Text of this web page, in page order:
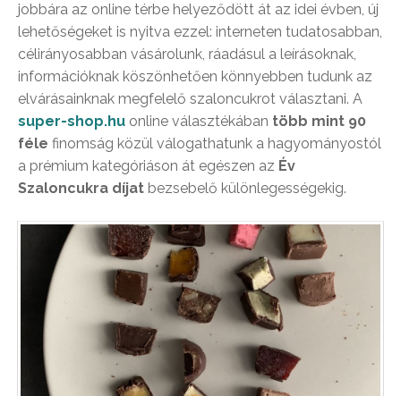
jobbára az online térbe helyeződött át az idei évben, új
lehetőségeket is nyitva ezzel: interneten tudatosabban,
célirányosabban vásárolunk, ráadásul a leírásoknak,
információknak köszönhetően könnyebben tudunk az
elvárásainknak megfelelő szaloncukrot választani. A
super-shop.hu online választékában több mint 90
féle finomság közül válogathatunk a hagyományostól
a prémium kategóriáson át egészen az Év
Szaloncukra díjat bezsebelő különlegességekig.